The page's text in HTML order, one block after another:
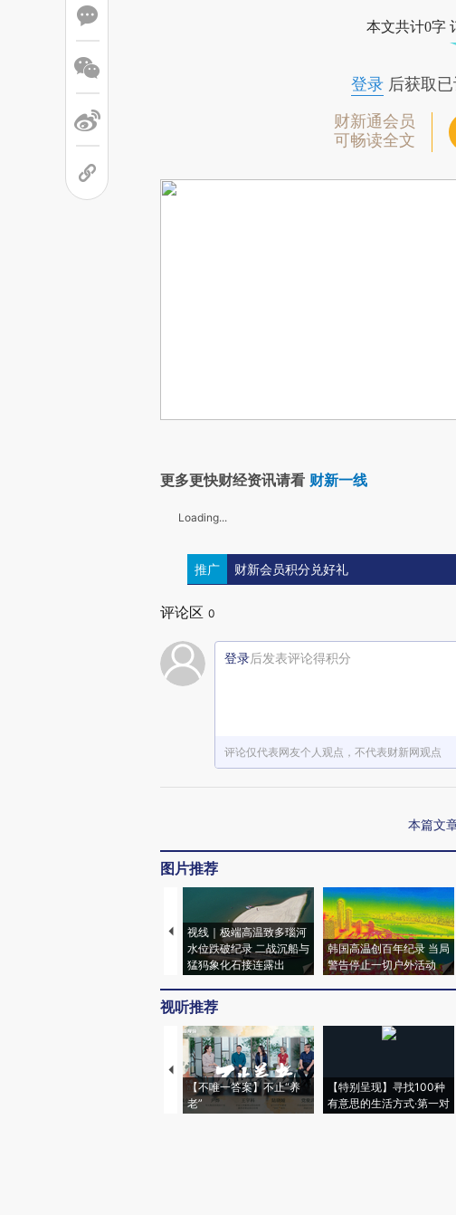
本文共计0字
登录后获取已
财新通会员
可畅读全文
更多更快财经资讯请看 财新一线
Loading...
推广 财新会员积分兑好礼
评论区 0
登录后发表评论得积分
评论仅代表网友个人观点，不代表财新网观点
本篇文
图片推荐
视线｜极端高温致多瑙河
水位跌破纪录 二战沉船与
猛犸象化石接连露出
韩国高温创百年纪录 当局
警告停止一切户外活动
视听推荐
【不唯一答案】不止“养
老”
【特别呈现】寻找100种
有意思的生活方式·第一对